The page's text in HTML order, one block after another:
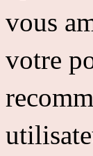
vous
votre